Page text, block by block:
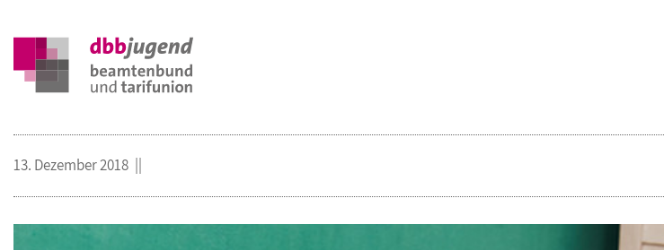
13. Dezember 2018